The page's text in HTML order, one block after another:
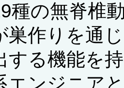
種の無脊椎
巣作りを通
する機能を
エンジニア